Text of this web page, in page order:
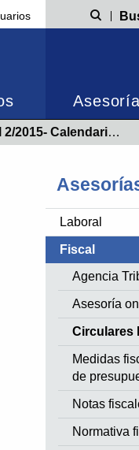
legislativas que afectan al IRPF 2014
Laboral
Fiscal
Agencia
Asesoría
Circulares
Medidas
de
Notas
Normativa